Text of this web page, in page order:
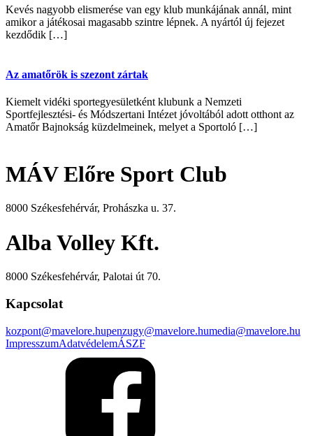
Kevés nagyobb elismerése van egy klub munkájának annál, mint
amikor a játékosai magasabb szintre lépnek. A nyártól új fejezet
kezdődik […]
Az amatőrök is szezont zártak
Kiemelt vidéki sportegyesületként klubunk a Nemzeti
Sportfejlesztési- és Módszertani Intézet jóvoltából adott otthont az
Amatőr Bajnokság küzdelmeinek, melyet a Sportoló […]
MÁV Előre Sport Club
8000 Székesfehérvár, Prohászka u. 37.
Alba Volley Kft.
8000 Székesfehérvár, Palotai út 70.
Kapcsolat
kozpont@mavelore.hupenzugy@mavelore.humedia@mavelore.hu
ImpresszumAdatvédelemÁSZF